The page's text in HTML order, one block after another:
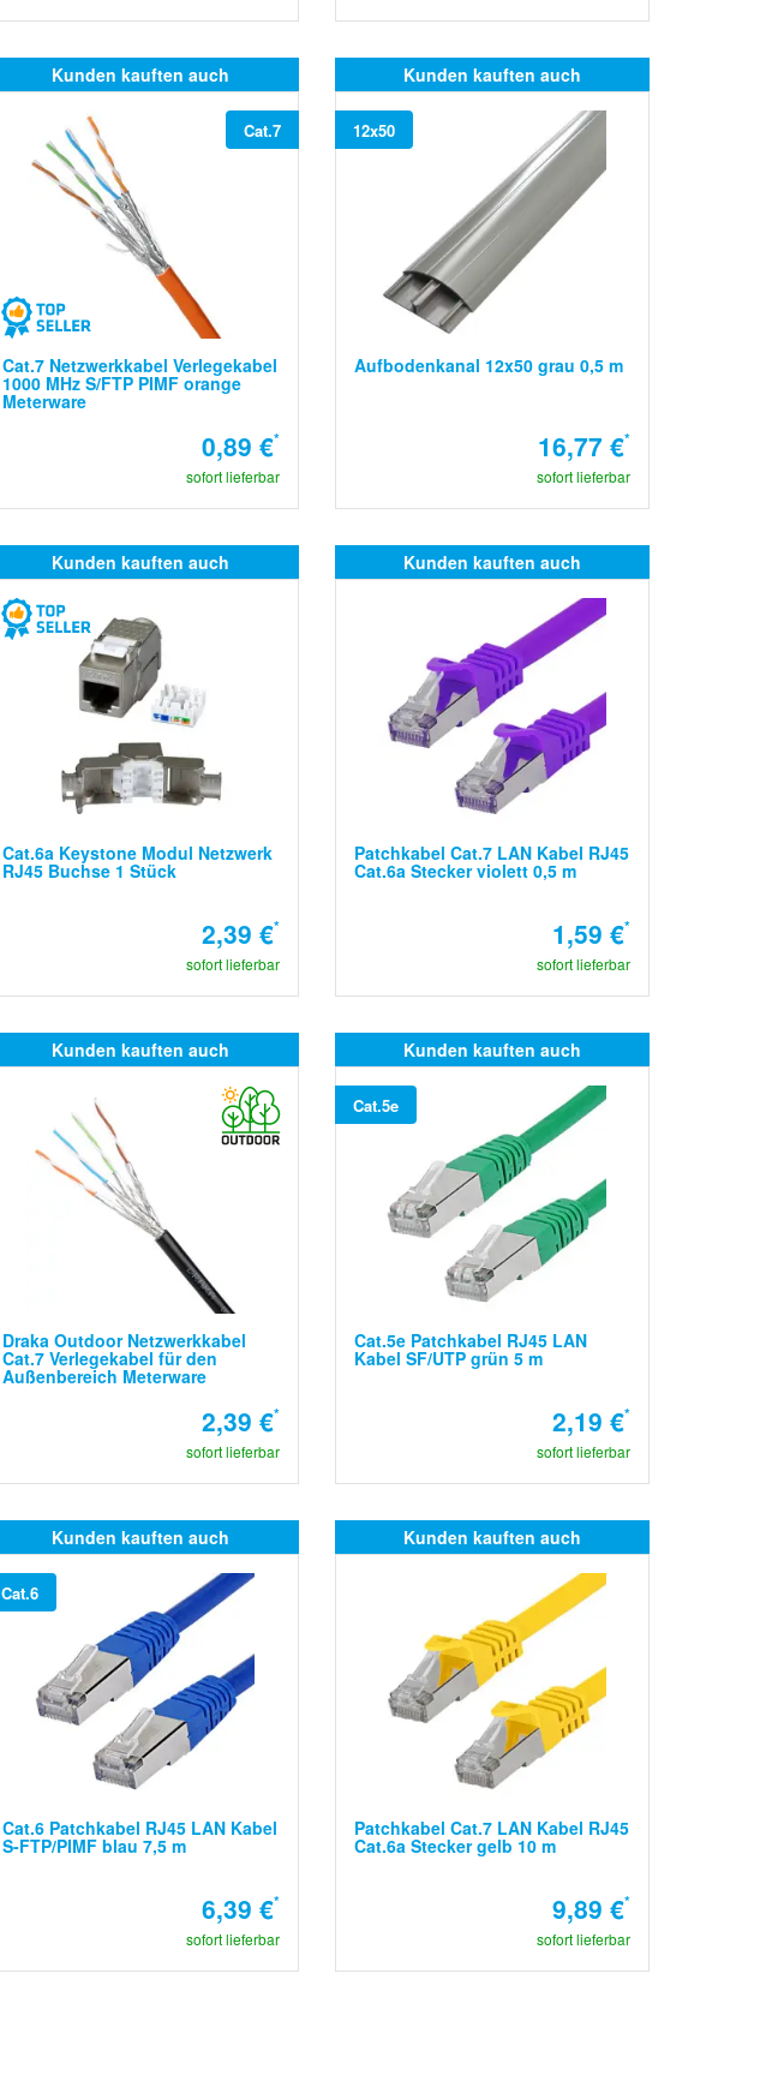
Kunden kauften auch
Cat.7
Cat.7 Netzwerkkabel Verlegekabel
1000 MHz S/FTP PIMF orange
Meterware
0,89 €*
sofort lieferbar
Kunden kauften auch
12x50
Aufbodenkanal 12x50 grau 0,5 m
16,77 €*
sofort lieferbar
Kunden kauften auch
Cat.6a Keystone Modul Netzwerk
RJ45 Buchse 1 Stück
2,39 €*
sofort lieferbar
Kunden kauften auch
Patchkabel Cat.7 LAN Kabel RJ45
Cat.6a Stecker violett 0,5 m
1,59 €*
sofort lieferbar
Kunden kauften auch
Draka Outdoor Netzwerkkabel
Cat.7 Verlegekabel für den
Außenbereich Meterware
2,39 €*
sofort lieferbar
Kunden kauften auch
Cat.5e
Cat.5e Patchkabel RJ45 LAN
Kabel SF/UTP grün 5 m
2,19 €*
sofort lieferbar
Kunden kauften auch
Cat.6
Cat.6 Patchkabel RJ45 LAN Kabel
S-FTP/PIMF blau 7,5 m
6,39 €*
sofort lieferbar
Kunden kauften auch
Patchkabel Cat.7 LAN Kabel RJ45
Cat.6a Stecker gelb 10 m
9,89 €*
sofort lieferbar